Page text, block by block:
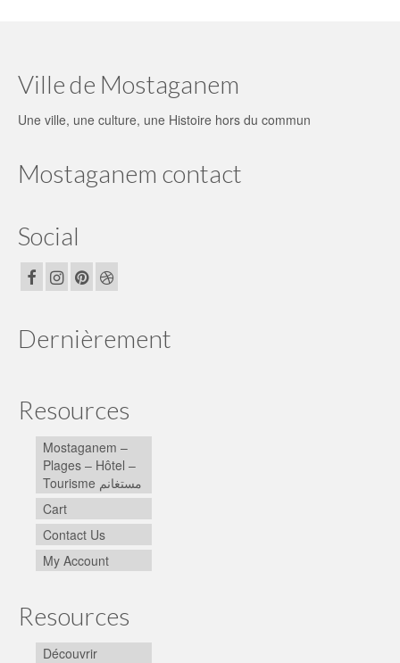
Ville de Mostaganem
Une ville, une culture, une Histoire hors du commun
Mostaganem contact
Social
Dernièrement
Resources
Mostaganem –
Plages – Hôtel –
Tourisme مستغانم
Cart
Contact Us
My Account
Resources
Découvrir